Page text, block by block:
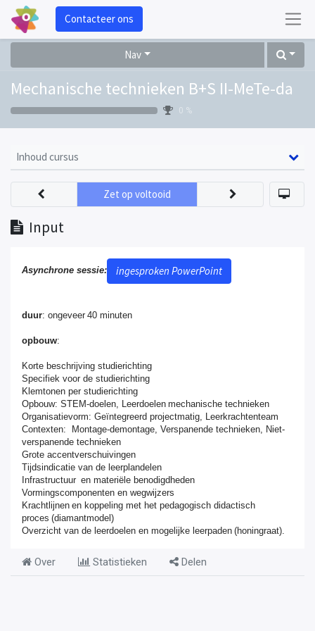
Contacteer ons
Nav
Mechanische technieken B+S II-MeTe-da
0 %
Inhoud cursus
Input
Zet op voltooid
Asynchrone sessie: ingesproken PowerPoint
duur: ongeveer 40 minuten
opbouw:
Korte beschrijving studierichting
Specifiek voor de studierichting
Klemtonen per studierichting
Opbouw: STEM-doelen Leerdoelen mechanische technieken
Organisatievorm: Geïntegreerd projectmatig Leerkrachtenteam
Contexten: Montage-demontage Verspanende technieken Niet-
verspanende technieken
Grote accentverschuivingen
Tijdsindicatie van de leerplandelen
Infrastructuur en materiële benodigdheden
Vormingscomponenten en wegwijzers
Krachtlijnen en koppeling met het pedagogisch didactisch
proces (diamantmodel)
Overzicht van de leerdoelen en mogelijke leerpaden (honingraat).
Over Statistieken Delen